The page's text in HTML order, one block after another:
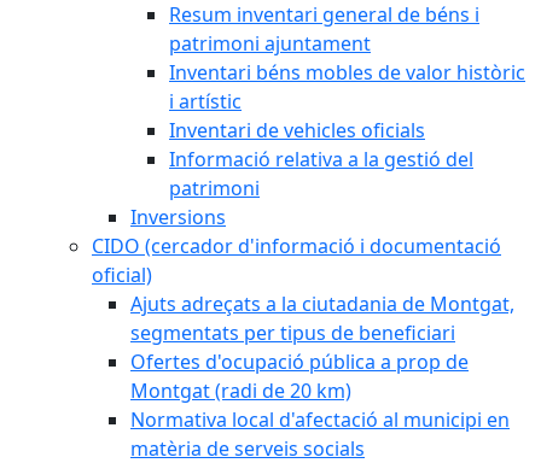
Resum inventari general de béns i
patrimoni ajuntament
Inventari béns mobles de valor històric
i artístic
Inventari de vehicles oficials
Informació relativa a la gestió del
patrimoni
Inversions
CIDO (cercador d'informació i documentació
oficial)
Ajuts adreçats a la ciutadania de Montgat,
segmentats per tipus de beneficiari
Ofertes d'ocupació pública a prop de
Montgat (radi de 20 km)
Normativa local d'afectació al municipi en
matèria de serveis socials